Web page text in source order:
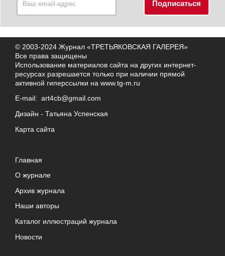
© 2003-2024 Журнал «ТРЕТЬЯКОВСКАЯ ГАЛЕРЕЯ»
Все права защищены
Использование материалов сайта на других интернет-
ресурсах разрешается только при наличии прямой
активной гиперссылки на www.tg-m.ru
E-mail: art4cb@gmail.com
Дизайн - Татьяна Успенская
Карта сайта
Главная
О журнале
Архив журнала
Наши авторы
Каталог иллюстраций журнала
Новости